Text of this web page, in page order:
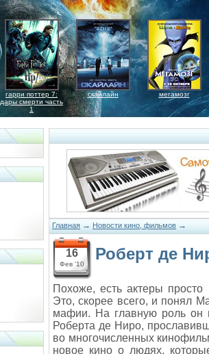
гарри поттер 7:
дары смерти часть
1
скайлайн мегамозг
Главная → Новости кино, фильмов →
16
Фев '10
Роберт де
Похоже, есть актеры
Это, скорее всего, и понял
мафии. На главную роль он
Роберта де Ниро,
во многочисленных
новое кино о людях,